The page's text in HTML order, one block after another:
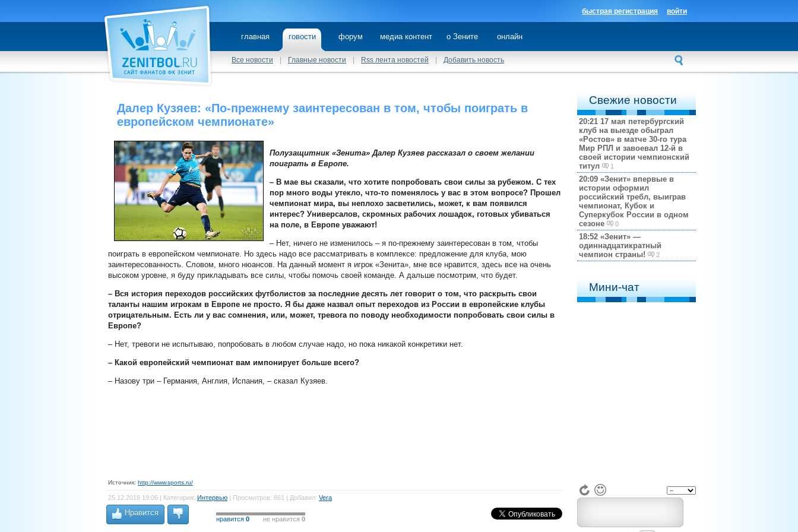
войти
быстрая регистрация
главная говости форум медиа контент о Зените онлайн
Все новости Главные новости Rss лента новостей Добавить новость
Свежие новости
20:21 17 мая петербургский
клуб на выезде обыграл
«Ростов» в матче 30-го тура
Мир РПЛ и завоевал 12-й в
своей истории чемпионский
титул
1
20:09 «Зенит» впервые в
истории оформил
российский требл, выиграв
чемпионат, Кубок и
Суперкубок России в одном
сезоне
0
18:52 «Зенит» —
одиннадцатикратный
чемпион страны!
2
Мини-чат
Далер Кузяев: «По-прежнему заинтересован в том, чтобы поиграть в
европейском чемпионате»
Полузащитник «Зенита» Далер Кузяев рассказал о своем желании
поиграть в Европе.
– В мае вы сказали, что хотите попробовать свои силы за рубежом. С тех
пор много воды утекло, что-то поменялось у вас в этом вопросе? Прошел
чемпионат мира, вы неплохо засветились, может, к вам появился
интерес? Универсалов, скромных рабочих лошадок, готовых убиваться
на поле, в Европе уважают!
– Нет, ничего не изменилось – я по-прежнему заинтересован в том, чтобы
поиграть в европейском чемпионате. Но здесь надо все рассматривать в комплексе: предложение для клуба, мою
заинтересованность. Словом, много нюансов. На данный момент я игрок «Зенита», мне все нравится, здесь все на очень
высоком уровне, я буду прикладывать все силы, чтобы помочь своей команде. А дальше посмотрим, что будет.
– Вся история переходов российских футболистов за последние десять лет говорит о том, что раскрыть свои
таланты нашим игрокам в Европе не просто. Я бы даже назвал опыт переходов из России в европейские клубы
отрицательным. Есть ли у вас сомнения, или, может, тревога по поводу необходимости попробовать свои силы в
Европе?
– Нет, тревоги не испытываю, попробовать в любом случае надо, но пока никакой конкретики нет.
– Какой европейский чемпионат вам импонирует больше всего?
– Назову три – Германия, Англия, Испания, – сказал Кузяев.
Источник: http://www.sports.ru/
25.12.2018 19:06 | Категория: Интервью | Просмотров: 861 | Добавил: Vera
Нравится
нравится 0 не нравится 0